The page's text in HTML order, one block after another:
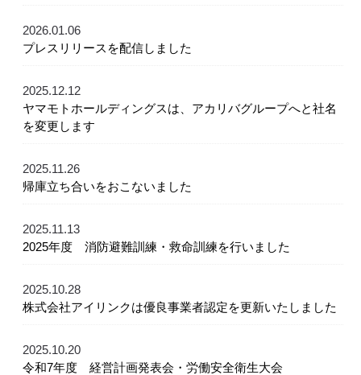
2026.01.06
プレスリリースを配信しました
2025.12.12
ヤマモトホールディングスは、アカリバグループへと社名
を変更します
2025.11.26
帰庫立ち合いをおこないました
2025.11.13
2025年度 消防避難訓練・救命訓練を行いました
2025.10.28
株式会社アイリンクは優良事業者認定を更新いたしました
2025.10.20
令和7年度 経営計画発表会・労働安全衛生大会